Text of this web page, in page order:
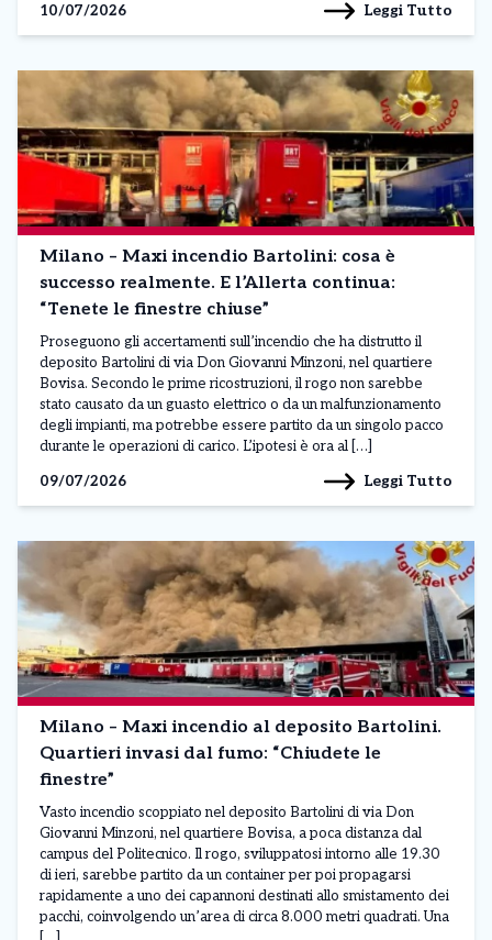
10/07/2026
Leggi Tutto
Milano – Maxi incendio Bartolini: cosa è
successo realmente. E l’Allerta continua:
“Tenete le finestre chiuse”
Proseguono gli accertamenti sull’incendio che ha distrutto il
deposito Bartolini di via Don Giovanni Minzoni, nel quartiere
Bovisa. Secondo le prime ricostruzioni, il rogo non sarebbe
stato causato da un guasto elettrico o da un malfunzionamento
degli impianti, ma potrebbe essere partito da un singolo pacco
durante le operazioni di carico. L’ipotesi è ora al […]
09/07/2026
Leggi Tutto
Milano – Maxi incendio al deposito Bartolini.
Quartieri invasi dal fumo: “Chiudete le
finestre”
Vasto incendio scoppiato nel deposito Bartolini di via Don
Giovanni Minzoni, nel quartiere Bovisa, a poca distanza dal
campus del Politecnico. Il rogo, sviluppatosi intorno alle 19.30
di ieri, sarebbe partito da un container per poi propagarsi
rapidamente a uno dei capannoni destinati allo smistamento dei
pacchi, coinvolgendo un’area di circa 8.000 metri quadrati. Una